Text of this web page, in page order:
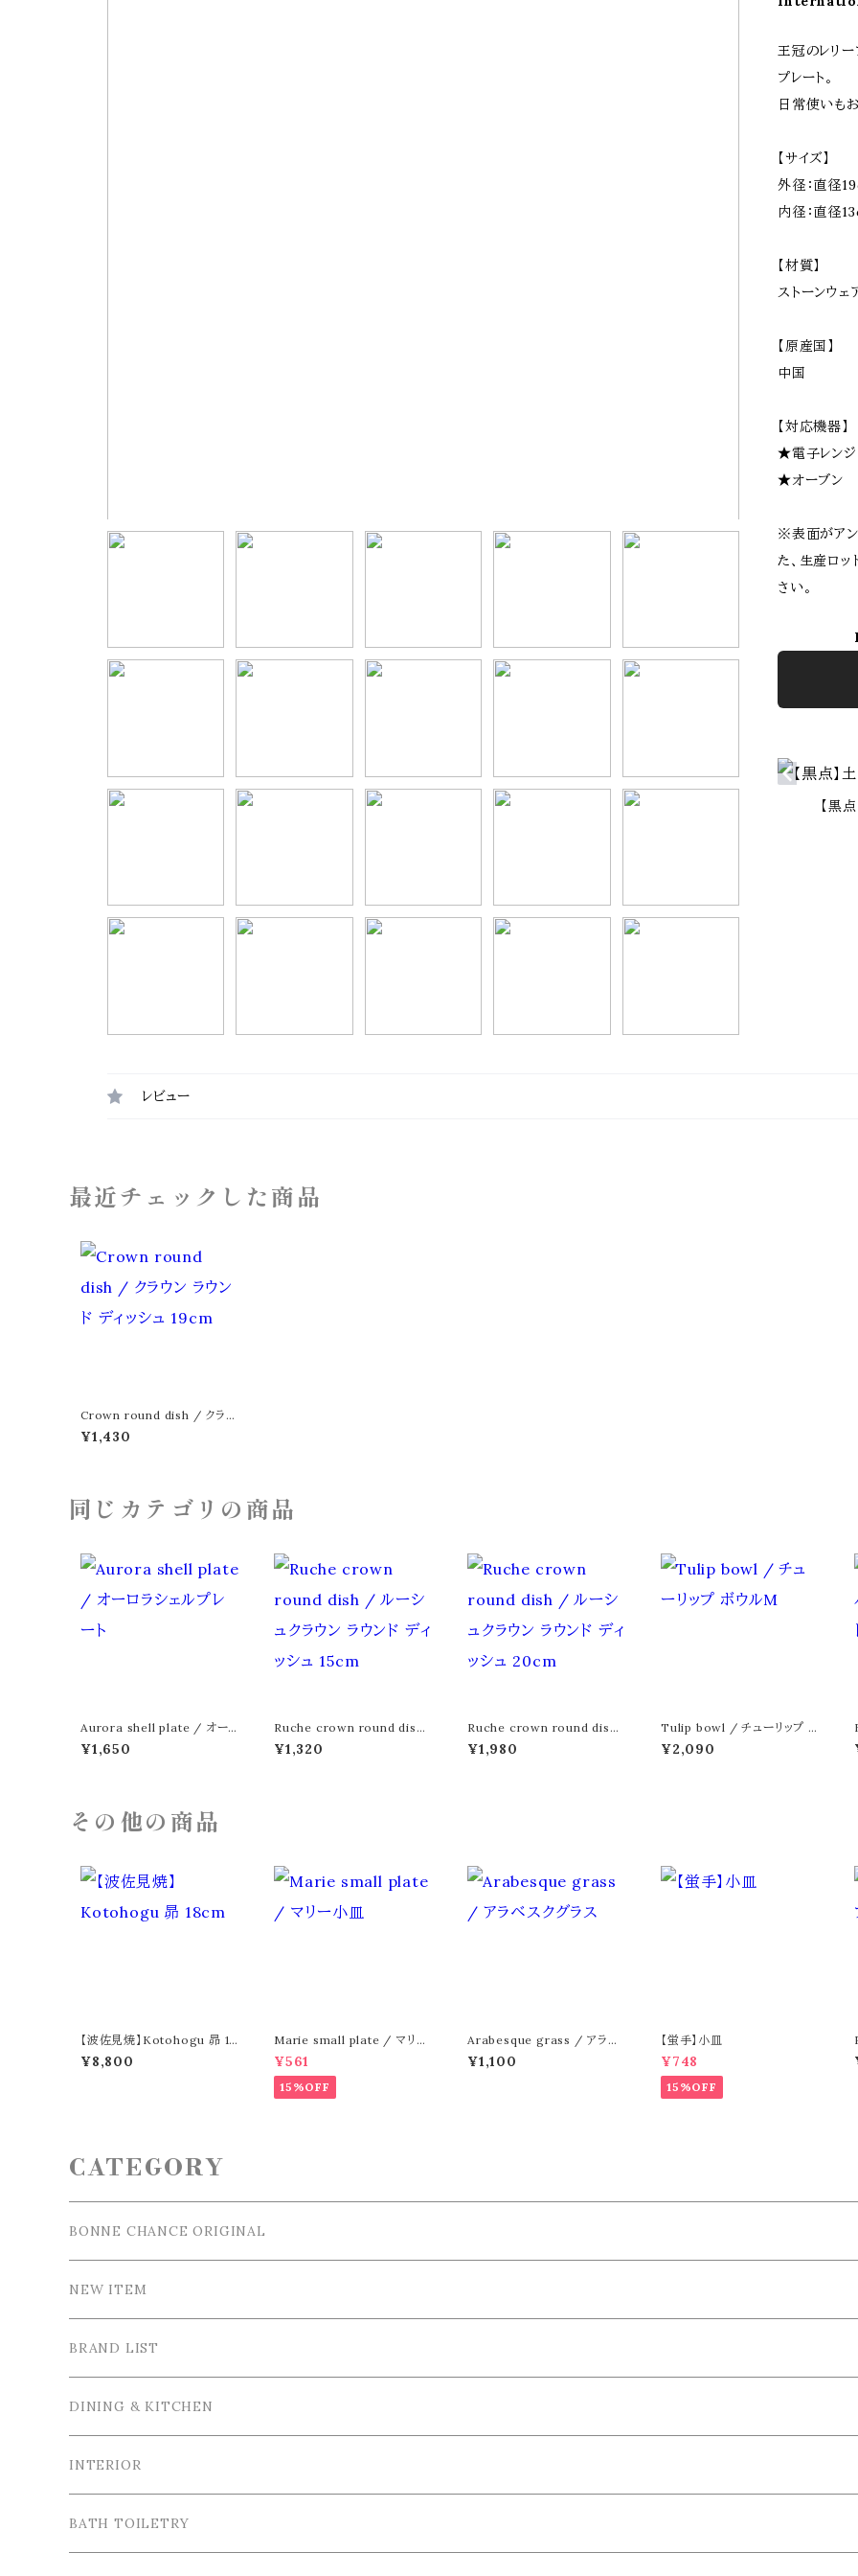
王冠のレリ
プレート。
日常使いも
【サイズ】
外径：直径
内径：直径
【材質】
ストーンウェ
【原産国】
中国
【対応機器】
★電子レン
★オーブン
※表面がアン
た、生産ロ
さい。
【黒
レビュー
最近チェックした商品
Crown round dish / クラウ
ン ラウンド ディッシュ 19cm
¥1,430
同じカテゴリの商品
Aurora shell plate / オー
ロラシェルプレート
¥1,650
Ruche crown round dish
/ ルーシュクラウン ラウンド デ
ィッシュ 15cm
¥1,320
Ruche crown round dish
/ ルーシュクラウン ラウンド デ
ィッシュ 20cm
¥1,980
Tulip bowl / チューリップ ボ
ウルM
¥2,090
その他の商品
【波佐見焼】Kotohogu 昴 18
cm
¥8,800
Marie small plate / マリー
小皿
¥561
15%OFF
Arabesque grass / アラベ
スクグラス
¥1,100
【蛍手】小皿
¥748
15%OFF
CATEGORY
BONNE CHANCE ORIGINAL
NEW ITEM
BRAND LIST
La Ceramica / ラ・セラミカ
Cutipol / クチポール
Bordallo Pinheiro / ボルダロ・ピニェイロ
DINING & KITCHEN
Tableware / 食器
Tea＆Coffee cup / ティー＆コーヒーカップ
Cutlery / カトラリー
INTERIOR
Tray＆Case /トレイ＆小物入れ
BATH TOILETRY